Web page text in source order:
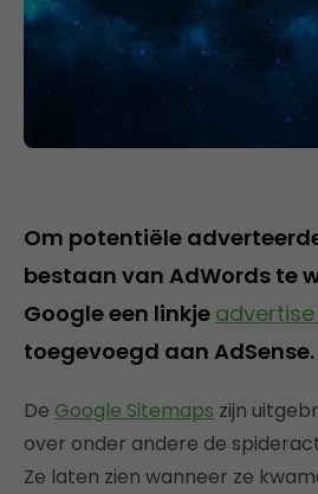
Om potentiële
bestaan van AdWords te
Google een linkje
toegevoegd aan
De Google Sitemaps zijn
over onder andere de
Ze laten zien wanneer ze